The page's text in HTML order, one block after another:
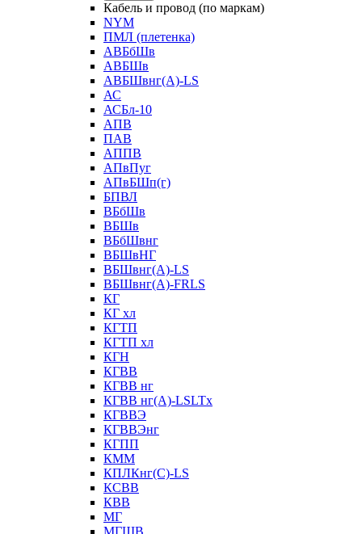
Кабель и провод (по маркам)
NYM
ПМЛ (плетенка)
АВБбШв
АВБШв
АВБШвнг(А)-LS
АС
АСБл-10
АПВ
ПАВ
АППВ
АПвПуг
АПвБШп(г)
БПВЛ
ВБбШв
ВБШв
ВБбШвнг
ВБШвНГ
ВБШвнг(А)-LS
ВБШвнг(А)-FRLS
КГ
КГ хл
КГТП
КГТП хл
КГН
КГВВ
КГВВ нг
КГВВ нг(А)-LSLTx
КГВВЭ
КГВВЭнг
КГПП
КММ
КПЛКнг(C)-LS
КСВВ
КВВ
МГ
МГШВ